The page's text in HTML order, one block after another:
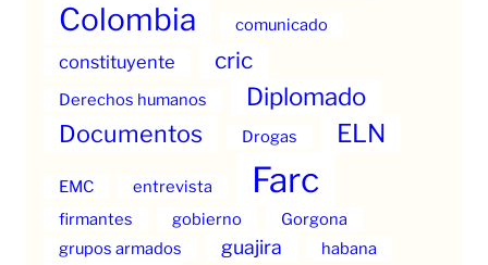
Colombia comunicado
constituyente cric
Derechos humanos Diplomado
Documentos Drogas ELN
EMC entrevista Farc
firmantes gobierno
Gorgona
grupos armados
guajira habana